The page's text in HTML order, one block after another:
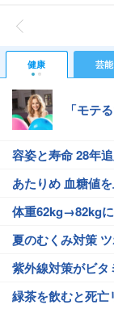
健康 芸能
「モテ
容姿と寿命 28年
あたりめ 血糖値
体重62kg→82kg
夏のむくみ対策
紫外線対策がビタ
緑茶を飲むと死